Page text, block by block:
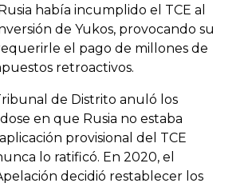
había incumplido el TCE al
de Yukos, provocando su
el pago de millones de
retroactivos.
de Distrito anuló los
en que Rusia no estaba
provisional del TCE
lo ratificó. En 2020, el
decidió restablecer los